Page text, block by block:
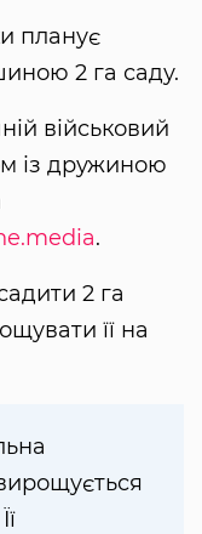
планує
2 га саду.
військовий
із дружиною
.
2 га
її на